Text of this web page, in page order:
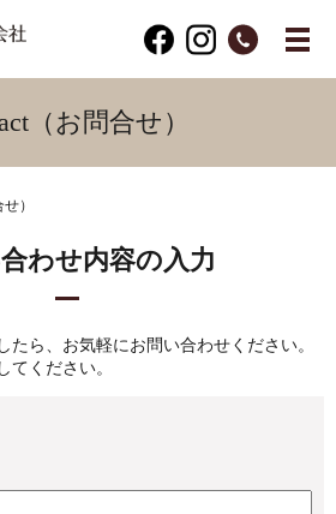
（お問合せ）
）
わせ内容の入力
たら、お気軽にお問い合わせください。
てください。